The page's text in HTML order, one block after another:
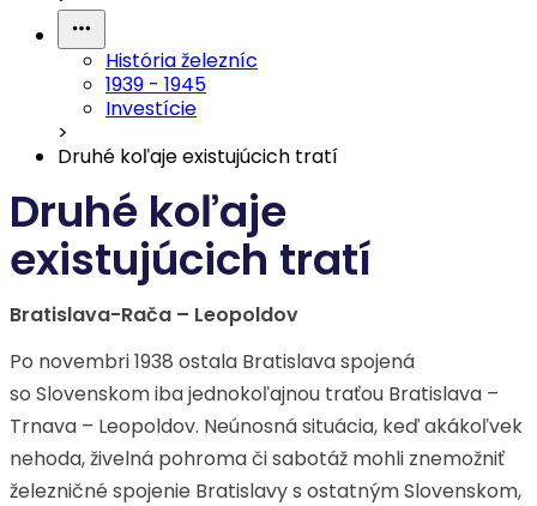
História železníc
1939 - 1945
Investície
>
Druhé koľaje existujúcich tratí
Druhé koľaje
existujúcich tratí
Bratislava-Rača – Leopoldov
Po novembri 1938 ostala Bratislava spojená
so Slovenskom iba jednokoľajnou traťou Bratislava –
Trnava – Leopoldov. Neúnosná situácia, keď akákoľvek
nehoda, živelná pohroma či sabotáž mohli znemožniť
železničné spojenie Bratislavy s ostatným Slovenskom,